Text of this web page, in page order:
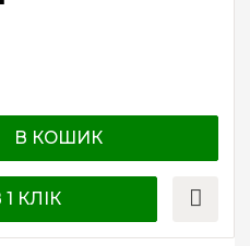
В КОШИК
КЛІК